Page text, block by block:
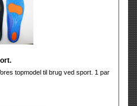
topmodel til brug ved sport. 1 par